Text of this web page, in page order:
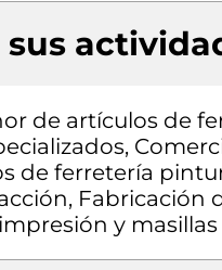
sus
de artículos de
de ferretería
Fabricación
y masillas